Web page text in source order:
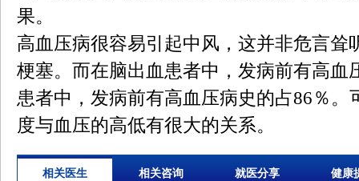
果。
高血压病很容易引起中风，这并非危言耸
梗塞。而在脑出血患者中，发病前有高血
患者中，发病前有高血压病史的占86％。
度与血压的高低有很大的关系。
相关医生 相关咨询 就医分享 健康